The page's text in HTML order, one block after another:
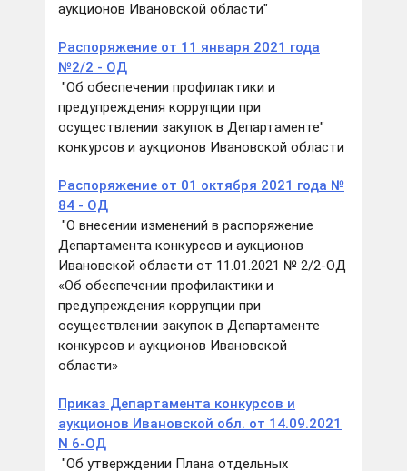
аукционов Ивановской области"
Распоряжение от 11 января 2021 года
№2/2 - ОД
"Об обеспечении профилактики и
предупреждения коррупции при
осуществлении закупок в Департаменте"
конкурсов и аукционов Ивановской области
Распоряжение от 01 октября 2021 года №
84 - ОД
"О внесении изменений в распоряжение
Департамента конкурсов и аукционов
Ивановской области от 11.01.2021 № 2/2-ОД
«Об обеспечении профилактики и
предупреждения коррупции при
осуществлении закупок в Департаменте
конкурсов и аукционов Ивановской
области»
Приказ Департамента конкурсов и
аукционов Ивановской обл. от 14.09.2021
N 6-ОД
"Об утверждении Плана отдельных